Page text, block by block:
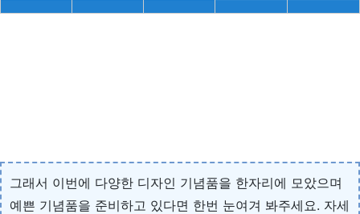
그래서 이번에 다양한 디자인 기념품을 한자리에 모았으며
예쁜 기념품을 준비하고 있다면 한번 눈여겨 봐주세요. 자세